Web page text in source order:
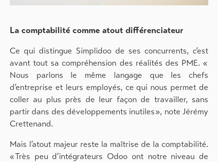
La comptabilité comme atout différenciateur
Ce qui distingue Simplidoo de ses concurrents, c’est
avant tout sa compréhension des réalités des PME. «
Nous parlons le même langage que les chefs
d’entreprise et leurs employés, ce qui nous permet de
coller au plus près de leur façon de travailler, sans
partir dans des développements inutiles », note Jérémy
Crettenand.
Mais l’atout majeur reste la maîtrise de la comptabilité.
« Très peu d’intégrateurs Odoo ont notre niveau de